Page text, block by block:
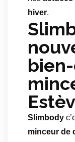
hiver.
Slimbody
minceur de